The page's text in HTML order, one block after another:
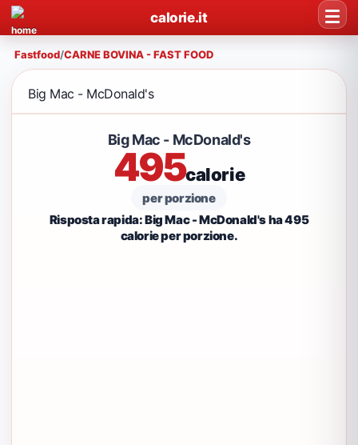
calorie.it
Fastfood/CARNE BOVINA - FAST FOOD
Big Mac - McDonald's
Big Mac - McDonald's
495calorie
per porzione
Risposta rapida: Big Mac - McDonald's ha 495
calorie per porzione.